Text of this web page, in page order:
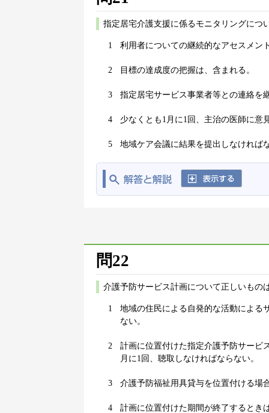
指定居宅介護支援に係るモニタリングにつ
1 利用者についての継続的なアセスメン
2 目標の達成度の把握は、含まれる。
3 指定居宅サービス事業者等との連絡を
4 少なくとも1月に1回、主治の医師に意
5 地域ケア会議に結果を提出しなければ
問22
介護予防サービス計画について正しいもの
1
地域の住民による自発的な活動による
ない。
2
計画に位置付けた指定介護予防サービ
月に1回、聴取しなければならない。
3 介護予防福祉用具貸与を位置付ける場
4
計画に位置付けた期間が終了するとき